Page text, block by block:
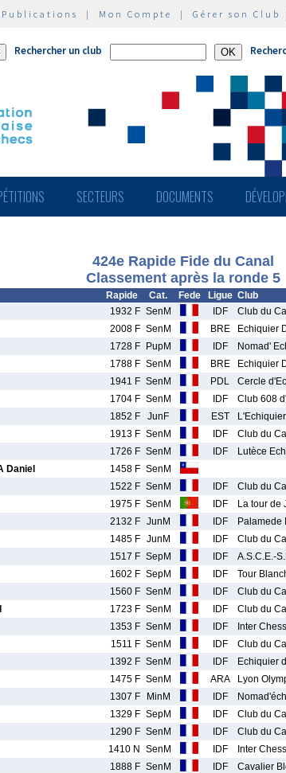
Publications | Mon Compte | Gérer son Club
Rechercher un club
SECTEURS DOCUMENTS
424e Rapide Fide du Canal
Classement après la ronde 5
Rapide Cat. Fede Ligue Club
1932 F SenM IDF Club du
2008 F SenM BRE Echiquier
1728 F PupM IDF Nomad'
1788 F SenM BRE Echiquier
1941 F SenM PDL Cercle
1704 F SenM IDF Club 608
1852 F JunF EST
1913 F SenM IDF Club du
1726 F SenM IDF Lutèce
Daniel 1458 F SenM
1522 F SenM IDF Club du
1975 F SenM IDF La tour de
2132 F JunM IDF Palamede
1485 F JunM IDF Club du
1517 F SepM IDF A.S.C.E.-
1602 F SepM IDF Tour
1560 F SenM IDF Club du
1723 F SenM IDF Club du
1353 F SenM IDF Inter Chess
1511 F SenM IDF Club du
1392 F SenM IDF Echiquier
1475 F SenM ARA Lyon
1307 F MinM IDF
1329 F SepM IDF Club du
1290 F SenM IDF Club du
1410 N SenM IDF Inter Chess
1888 F SenM IDF Cavalier